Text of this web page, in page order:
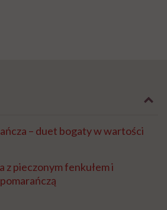
– duet bogaty w wartości
z pieczonym fenkułem i